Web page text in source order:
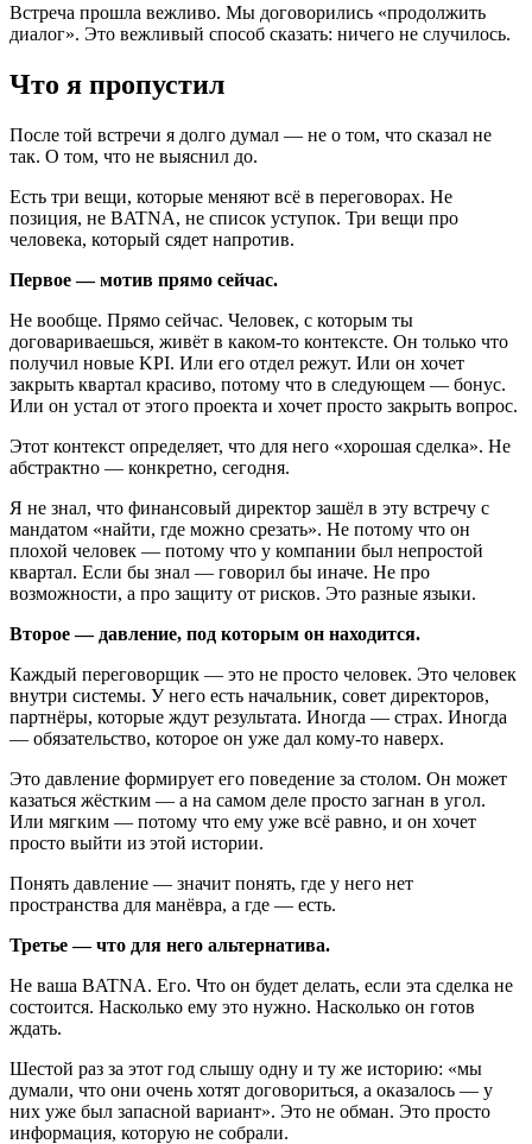
Встреча прошла вежливо. Мы договорились «продолжить
диалог». Это вежливый способ сказать: ничего не случилось.
Что я пропустил
После той встречи я долго думал — не о том, что сказал не
так. О том, что не выяснил до.
Есть три вещи, которые меняют всё в переговорах. Не
позиция, не BATNA, не список уступок. Три вещи про
человека, который сядет напротив.
Первое — мотив прямо сейчас.
Не вообще. Прямо сейчас. Человек, с которым ты
договариваешься, живёт в каком-то контексте. Он только что
получил новые KPI. Или его отдел режут. Или он хочет
закрыть квартал красиво, потому что в следующем — бонус.
Или он устал от этого проекта и хочет просто закрыть вопрос.
Этот контекст определяет, что для него «хорошая сделка». Не
абстрактно — конкретно, сегодня.
Я не знал, что финансовый директор зашёл в эту встречу с
мандатом «найти, где можно срезать». Не потому что он
плохой человек — потому что у компании был непростой
квартал. Если бы знал — говорил бы иначе. Не про
возможности, а про защиту от рисков. Это разные языки.
Второе — давление, под которым он находится.
Каждый переговорщик — это не просто человек. Это человек
внутри системы. У него есть начальник, совет директоров,
партнёры, которые ждут результата. Иногда — страх. Иногда
— обязательство, которое он уже дал кому-то наверх.
Это давление формирует его поведение за столом. Он может
казаться жёстким — а на самом деле просто загнан в угол.
Или мягким — потому что ему уже всё равно, и он хочет
просто выйти из этой истории.
Понять давление — значит понять, где у него нет
пространства для манёвра, а где — есть.
Третье — что для него альтернатива.
Не ваша BATNA. Его. Что он будет делать, если эта сделка не
состоится. Насколько ему это нужно. Насколько он готов
ждать.
Шестой раз за этот год слышу одну и ту же историю: «мы
думали, что они очень хотят договориться, а оказалось — у
них уже был запасной вариант». Это не обман. Это просто
информация, которую не собрали.